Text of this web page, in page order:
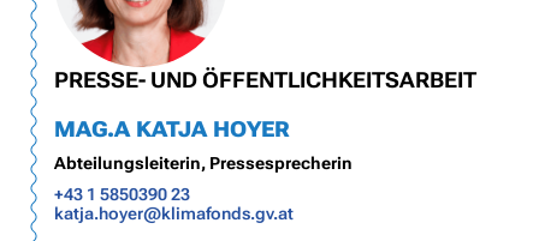
PRESSE- UND ÖFFENTLICHKEITSARBEIT
MAG.A KATJA HOYER
Abteilungsleiterin, Pressesprecherin
+43 1 5850390 23
katja.hoyer@klimafonds.gv.at